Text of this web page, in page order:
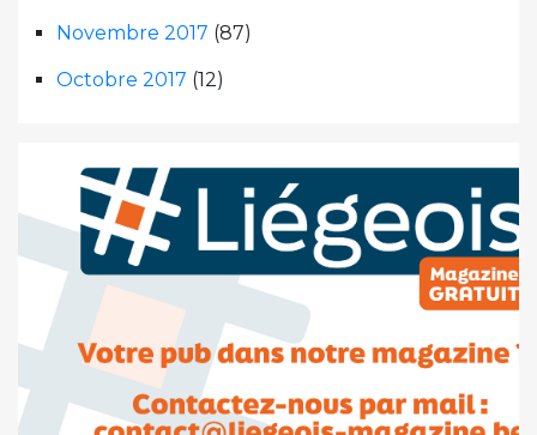
Novembre 2017 (87)
Octobre 2017 (12)